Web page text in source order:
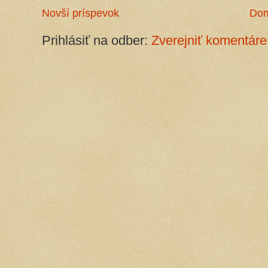
Novší príspevok
Prihlásiť na odber: Zverejniť